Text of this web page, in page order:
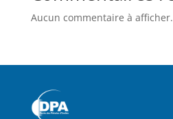
Aucun commentaire à afficher.